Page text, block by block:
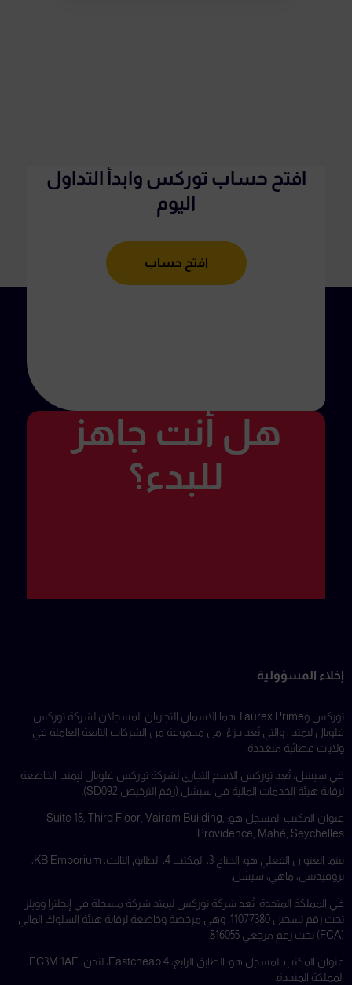
هل أنت جاهز
للبدء؟
افتح حساب توركس وابدأ التداول
اليوم
افتح حساب
إخلاء المسؤولية
توركس وTaurex Prime هما الاسمان التجاريان المسجلان لشركة توركس
غلوبال ليمتد ، والتي تُعد جزءًا من مجموعة من الشركات التابعة العاملة في
ولايات قضائية متعددة.
في سيشل، تُعد توركس الاسم التجاري لشركة توركس غلوبال ليمتد، الخاضعة
لرقابة هيئة الخدمات المالية في سيشل (رقم الترخيص SD092).
عنوان المكتب المسجل هو: Suite 18, Third Floor, Vairam Building,
Providence, Mahé, Seychelles.
بينما العنوان الفعلي هو: الجناح 3، المكتب 4، الطابق الثالث، KB Emporium،
بروفيدنس، ماهي، سيشل.
في المملكة المتحدة، تُعد شركة توركس ليمتد شركة مسجلة في إنجلترا وويلز
تحت رقم تسجيل 11077380، وهي مرخصة وخاضعة لرقابة هيئة السلوك المالي
(FCA) تحت رقم مرجعي 816055.
عنوان المكتب المسجل هو: الطابق الرابع، 4 Eastcheap، لندن، EC3M 1AE،
المملكة المتحدة.